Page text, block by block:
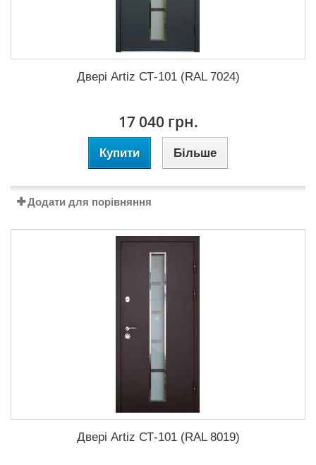
Двері Artiz СТ-101 (RAL 7024)
17 040 грн.
Купити Більше
Додати для порівняння
Двері Artiz СТ-101 (RAL 8019)